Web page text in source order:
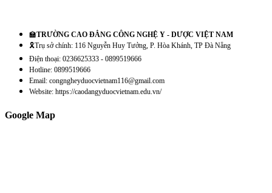
🏫TRƯỜNG CAO ĐẲNG CÔNG NGHỆ Y - DƯỢC VIỆT NAM
🎗️Trụ sở chính: 116 Nguyễn Huy Tưởng, P. Hòa Khánh, TP Đà Nẵng
Điện thoại: 0236625333 - 0899519666
Hotline: 0899519666
Email: congngheyduocvietnam116@gmail.com
Website: https://caodangyduocvietnam.edu.vn/
Google Map